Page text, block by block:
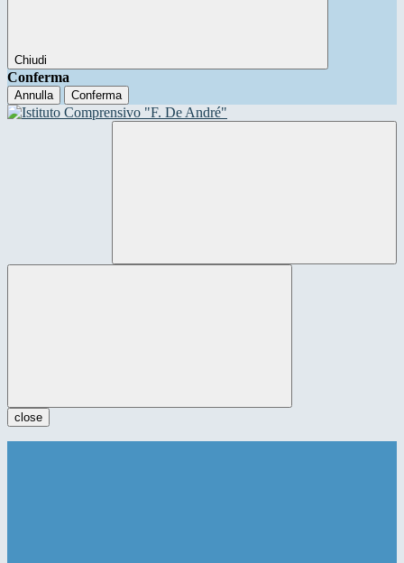
Chiudi
Conferma
Annulla Conferma
close